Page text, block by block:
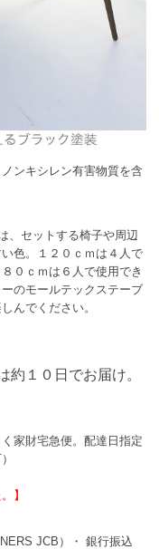
ンキシレン有害物質を含
、セットする椅子や周辺
色。１２０ｃｍは４人で
０ｃｍは６人で使用でき
のモールテックステーブ
んでください。
約１０日でお届け。
家財宅急便。配達日指定
】
JCB）・ 銀行振込